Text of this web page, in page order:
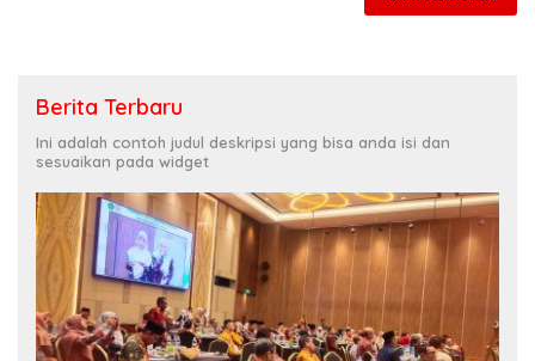
Berita Terbaru
Ini adalah contoh judul deskripsi yang bisa anda isi dan
sesuaikan pada widget